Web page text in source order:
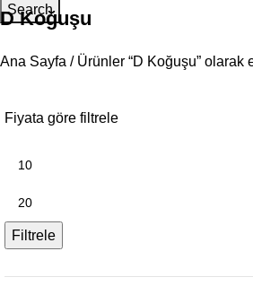
Search
D Koğuşu
Ana Sayfa Ürünler “D Koğuşu” olarak
Fiyata göre filtrele
Filtrele